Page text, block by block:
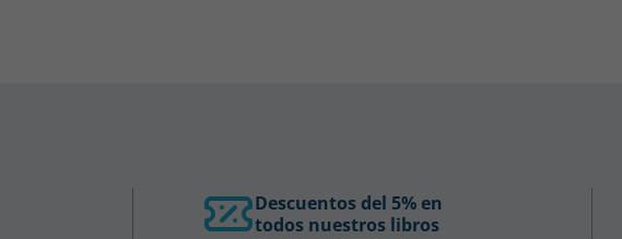
Descuentos del 5% en
todos nuestros libros